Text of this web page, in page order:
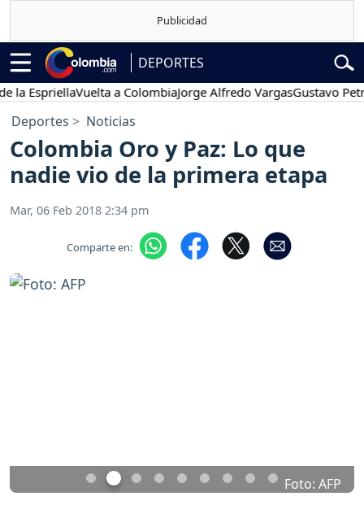
DEPORTES
Vuelta a ColombiaJorge Alfredo VargasGustavo Petro
Deportes Noticias
Colombia Oro y Paz: Lo que
nadie vio de la primera etapa
Mar, 06 Feb 2018 2:34 pm
Comparte en:
Foto: AFP